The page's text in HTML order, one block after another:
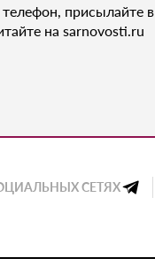
присылайте в
на sarnovosti.ru
СЕТЯХ